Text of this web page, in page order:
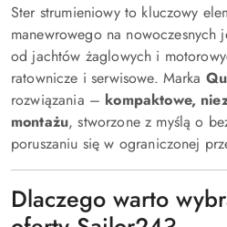
Ster strumieniowy to kluczowy
manewrowego na nowoczesnych
od jachtów żaglowych i
ratownicze i serwisowe. Marka
rozwiązania – kompaktowe,
montażu, stworzone z myślą o
poruszaniu się w ograniczonej
Dlaczego warto